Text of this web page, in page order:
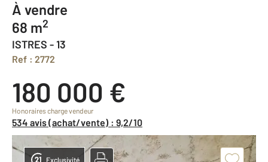
à vendre
68 m2
ISTRES - 13
Ref : 2772
180 000 €
Honoraires charge vendeur
534 avis (achat/vente) : 9,2/10
Exclusivité